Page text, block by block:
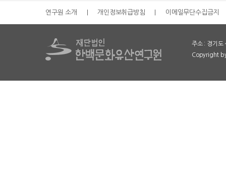
연구원 소개 개인정보취급방침 이메일무단수집금지
주소 : 경기
Copyright